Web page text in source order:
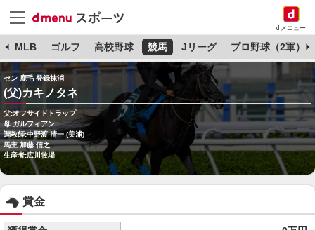
dメニュー
MLB ゴルフ 高校野球 競馬 Jリーグ プロ野球（2軍）
セン 鹿毛 登録抹消
(父)カキノタネ
父:オフサイドトラップ
母:ガルフィアン
調教師:中野渡 清一 (美浦)
馬主:加藤 信之
生産者:広川牧場
賞金